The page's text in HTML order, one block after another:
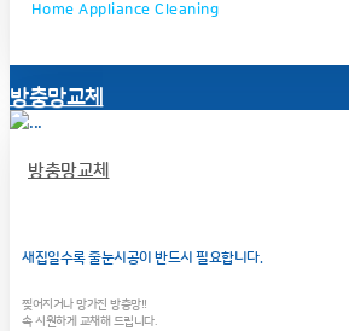
Home Appliance Cleaning
방충망교체
방충망교체
새집일수록 줄눈시공이 반드시 필요합니다.
찢어지거나 망가진 방충망!!
속 시원하게 교채해 드립니다.